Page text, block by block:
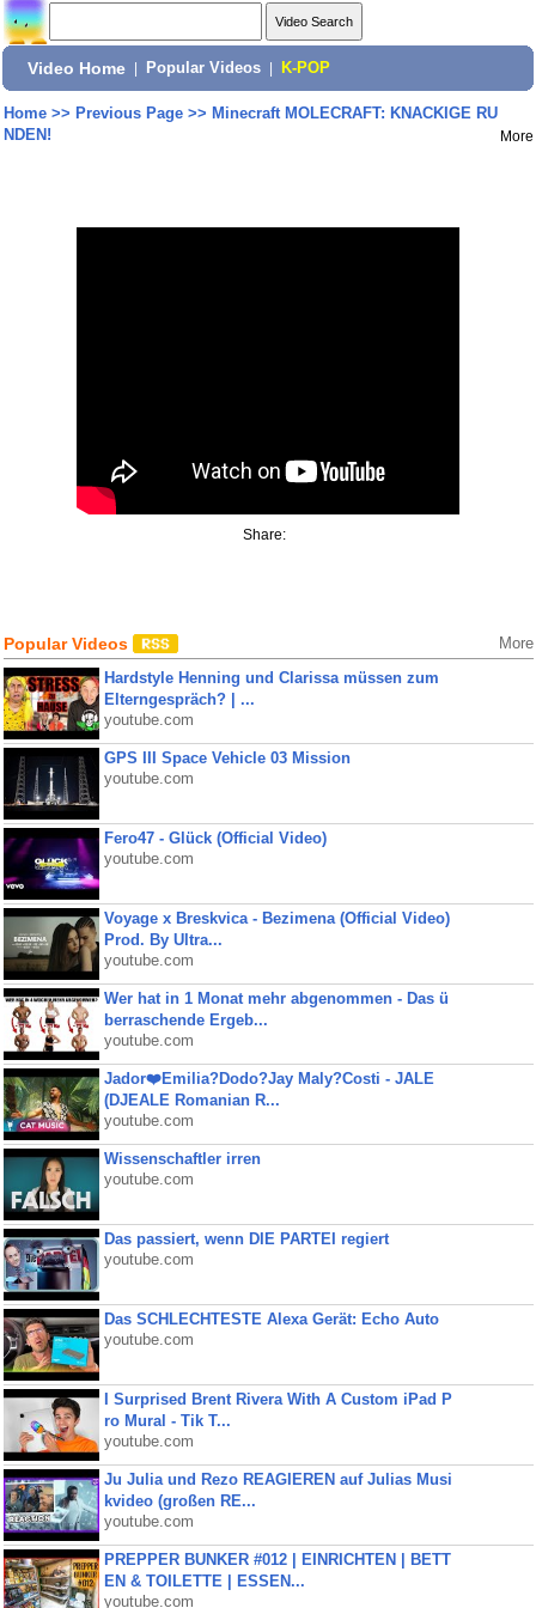
Video Home Popular Videos K-POP
Home>> Previous Page>> Minecraft MOLECRAFT: KNACKIGE RU
NDEN!
More
Share:
Popular Videos More
Hardstyle Henning und Clarissa müssen zum
Elterngespräch? | ...
youtube.com
GPS III Space Vehicle 03 Mission
youtube.com
Fero47 - Glück (Official Video)
youtube.com
Voyage x Breskvica - Bezimena (Official Video)
Prod. By Ultra...
youtube.com
Wer hat in 1 Monat mehr abgenommen - Das ü
berraschende Ergeb...
youtube.com
Jador❤️Emilia?Dodo?Jay Maly?Costi - JALE
(DJEALE Romanian R...
youtube.com
Wissenschaftler irren
youtube.com
Das passiert, wenn DIE PARTEI regiert
youtube.com
Das SCHLECHTESTE Alexa Gerät: Echo Auto
youtube.com
I Surprised Brent Rivera With A Custom iPad P
ro Mural - Tik T...
youtube.com
Ju Julia und Rezo REAGIEREN auf Julias Musi
kvideo (großen RE...
youtube.com
PREPPER BUNKER #012 | EINRICHTEN | BETT
EN & TOILETTE | ESSEN...
youtube.com